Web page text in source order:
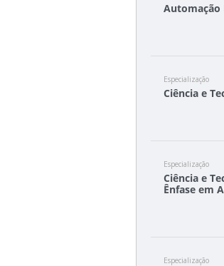
Especialização
Ciência e
Especialização
Ciência e
Ênfase em
Especialização